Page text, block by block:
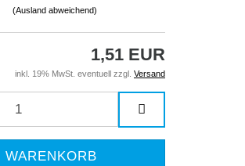
(Ausland abweichend)
1,51 EUR
inkl. 19% MwSt. eventuell zzgl. Versand